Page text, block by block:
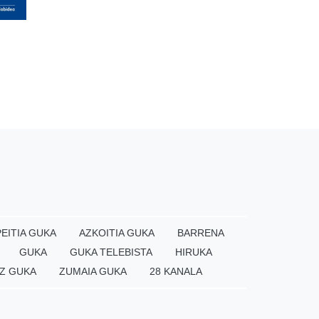
GUKA AZKOITIA GUKA
BARRENA
GUKA
GUKA TELEBISTA
HIRUKA
GUKA
ZUMAIA GUKA 28 KANALA